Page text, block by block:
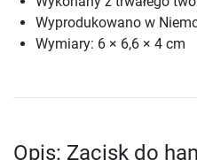
Wyprodukowano w
Wymiary: 6 × 6,6 × 4 cm
Opis: Zacisk do